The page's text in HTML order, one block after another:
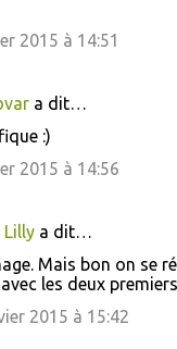
2015 à 14:51
a dit…
:)
2015 à 14:56
Lilly a dit…
Mais bon on se
les deux
2015 à 15:42